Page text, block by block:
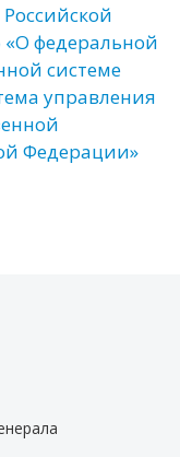
федеральной
системе
управления
Федерации»